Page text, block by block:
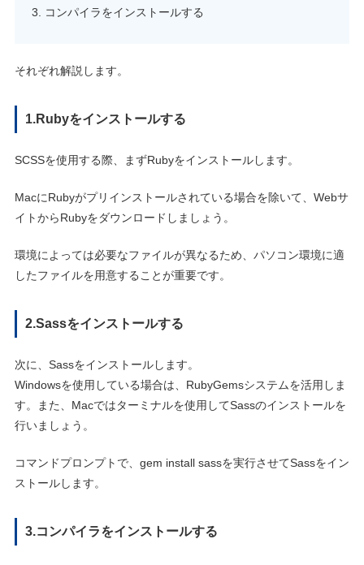
コンパイラをインストールする
それぞれ解説します。
1.Rubyをインストールする
SCSSを使用する際、まずRubyをインストールします。
MacにRubyがプリインストールされている場合を除いて、Webサ
イトからRubyをダウンロードしましょう。
環境によっては必要なファイルが異なるため、パソコン環境に適
したファイルを用意することが重要です。
2.Sassをインストールする
次に、Sassをインストールします。
Windowsを使用している場合は、RubyGemsシステムを活用しま
す。また、Macではターミナルを使用してSassのインストールを
行いましょう。
コマンドプロンプトで、gem install sassを実行させてSassをイン
ストールします。
3.コンパイラをインストールする